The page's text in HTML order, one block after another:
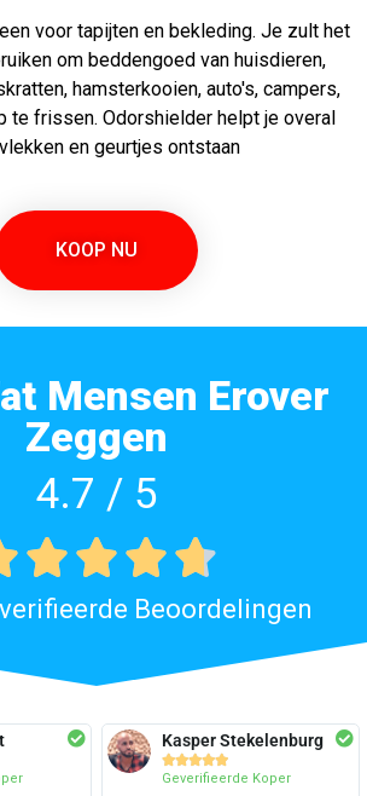
voor tapijten en bekleding. Je zult het
om beddengoed van huisdieren,
hamsterkooien, auto's, campers,
te frissen. Odorshielder helpt je overal
en geurtjes ontstaan
KOOP NU
Mensen Erover
Zeggen
4.7 / 5

Beoordelingen
Kasper Stekelenburg

Geverifieerde Koper